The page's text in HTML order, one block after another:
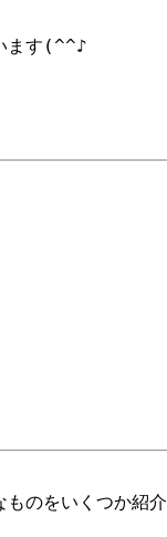
ます(^^♪
のをいくつか紹介